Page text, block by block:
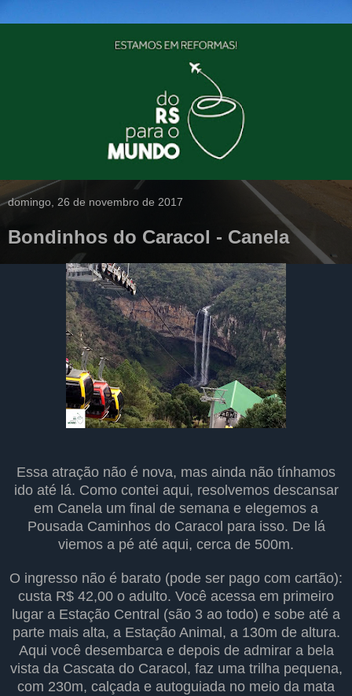
domingo, 26 de novembro de 2017
Bondinhos do Caracol - Canela
Essa atração não é nova, mas ainda não tínhamos
ido até lá. Como contei aqui, resolvemos descansar
em Canela um final de semana e elegemos a
Pousada Caminhos do Caracol para isso. De lá
viemos a pé até aqui, cerca de 500m.
O ingresso não é barato (pode ser pago com cartão):
custa R$ 42,00 o adulto. Você acessa em primeiro
lugar a Estação Central (são 3 ao todo) e sobe até a
parte mais alta, a Estação Animal, a 130m de altura.
Aqui você desembarca e depois de admirar a bela
vista da Cascata do Caracol, faz uma trilha pequena,
com 230m, calçada e autoguiada no meio da mata